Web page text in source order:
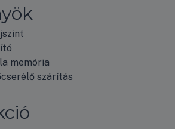
memória
szárítás